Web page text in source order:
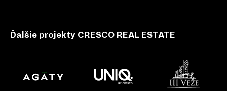
Ďalšie projekty CRESCO REAL ESTATE